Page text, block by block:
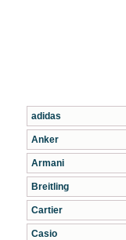
adidas
Anker
Armani
Breitling
Cartier
Casio